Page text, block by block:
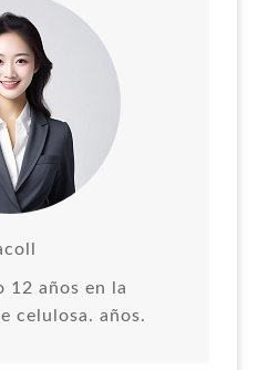
12 años en la
celulosa. años.